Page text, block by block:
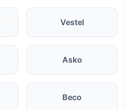
Vestel
Asko
Beco